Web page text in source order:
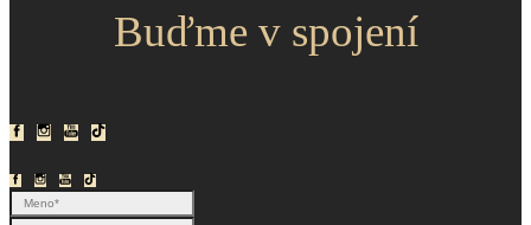
Buďme v spojení